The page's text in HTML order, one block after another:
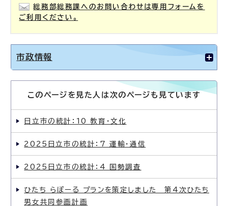
総務部総務課へのお問い合わせは専用フォームを
ご利用ください。
市政情報
このページを見た人は次のページも見ています
日立市の統計：10 教育・文化
2025日立市の統計：7 運輸・通信
2025日立市の統計：4 国勢調査
ひたち らぽーる プランを策定しました 第4次ひたち
男女共同参画計画